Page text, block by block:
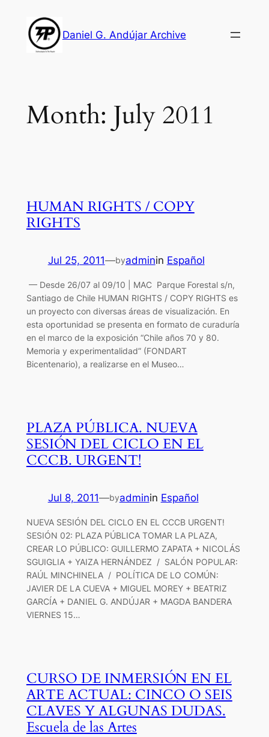
content
Daniel G. Andújar Archive
Month: July 2011
HUMAN RIGHTS / COPY
RIGHTS
Jul 25, 2011—byadminin Español
— Desde 26/07 al 09/10 | MAC Parque Forestal s/n,
Santiago de Chile HUMAN RIGHTS / COPY RIGHTS es
un proyecto con diversas áreas de visualización. En
esta oportunidad se presenta en formato de curaduría
en el marco de la exposición “Chile años 70 y 80.
Memoria y experimentalidad” (FONDART
Bicentenario), a realizarse en el Museo…
PLAZA PÚBLICA. NUEVA
SESIÓN DEL CICLO EN EL
CCCB. URGENT!
Jul 8, 2011—byadminin Español
NUEVA SESIÓN DEL CICLO EN EL CCCB URGENT!
SESIÓN 02: PLAZA PÚBLICA TOMAR LA PLAZA,
CREAR LO PÚBLICO: GUILLERMO ZAPATA + NICOLÁS
SGUIGLIA + YAIZA HERNÁNDEZ / SALÓN POPULAR:
RAÚL MINCHINELA / POLÍTICA DE LO COMÚN:
JAVIER DE LA CUEVA + MIGUEL MOREY + BEATRIZ
GARCÍA + DANIEL G. ANDÚJAR + MAGDA BANDERA
VIERNES 15…
CURSO DE INMERSIÓN EN EL
ARTE ACTUAL: CINCO O SEIS
CLAVES Y ALGUNAS DUDAS.
Escuela de las Artes